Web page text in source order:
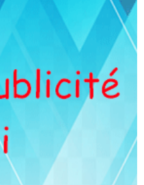
personnel rend hommage
Noufé
en Guinée : le PIB
milliards de dollars